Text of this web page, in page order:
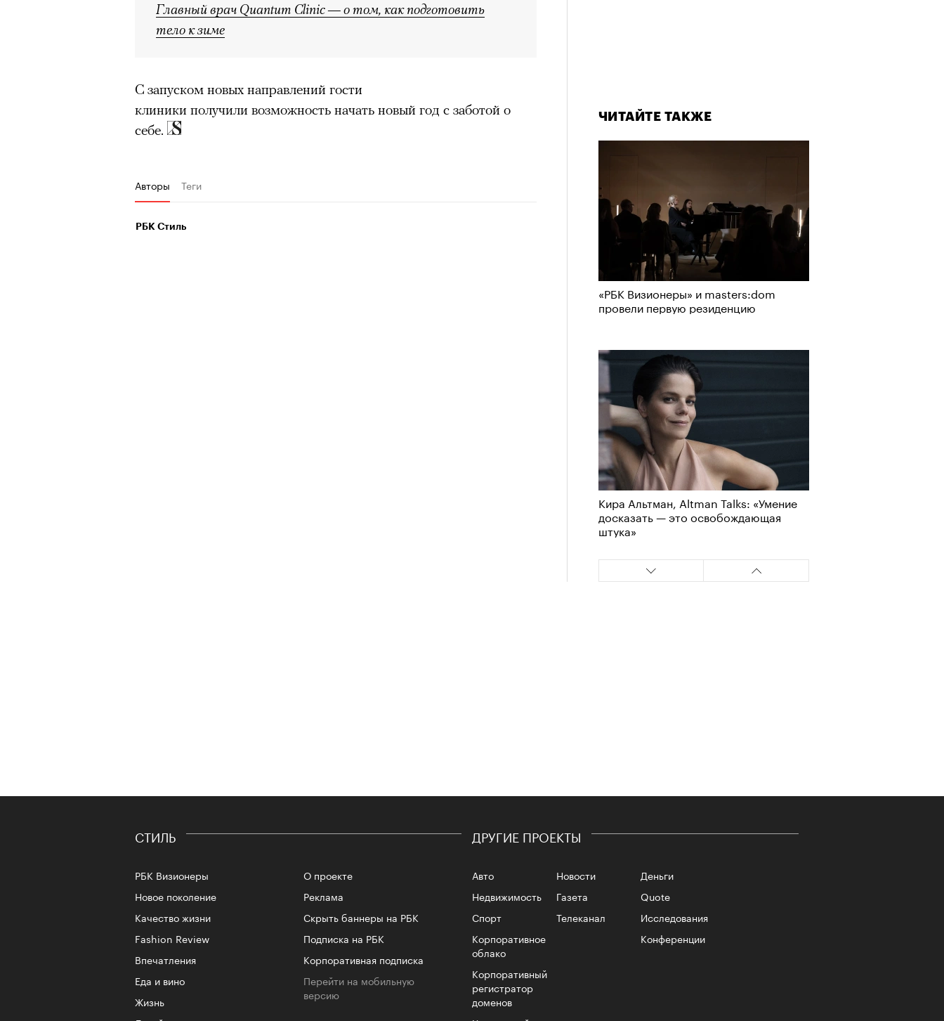
ЧИТАЙТЕ ТАКЖЕ
«РБК Визионеры» и masters:dom
провели первую резиденцию
Кира Альтман, Altman Talks: «Умение
досказать — это освобождающая
штука»
4 коллаборации, которые нельзя
пропустить
Главный врач Quantum Clinic — о том, как подготовить
тело к зиме
С запуском новых направлений гости
клиники получили возможность начать новый год с заботой о
себе.
Авторы Теги
РБК Стиль
СТИЛЬ
РБК Визионеры
Новое поколение
Качество жизни
Fashion Review
Впечатления
Еда и вино
Жизнь
О проекте
Реклама
Скрыть баннеры на РБК
Подписка на РБК
Корпоративная подписка
Перейти на мобильную
версию
ДРУГИЕ ПРОЕКТЫ
Авто
Недвижимость
Спорт
Корпоративное
облако
Корпоративный
регистратор
доменов
Новости
Газета
Телеканал
Деньги
Quote
Исследования
Конференции